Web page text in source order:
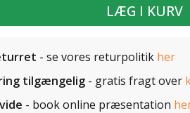
LÆG I KURV
- se vores returpolitik her
tilgængelig - gratis fragt over
- book online præsentation